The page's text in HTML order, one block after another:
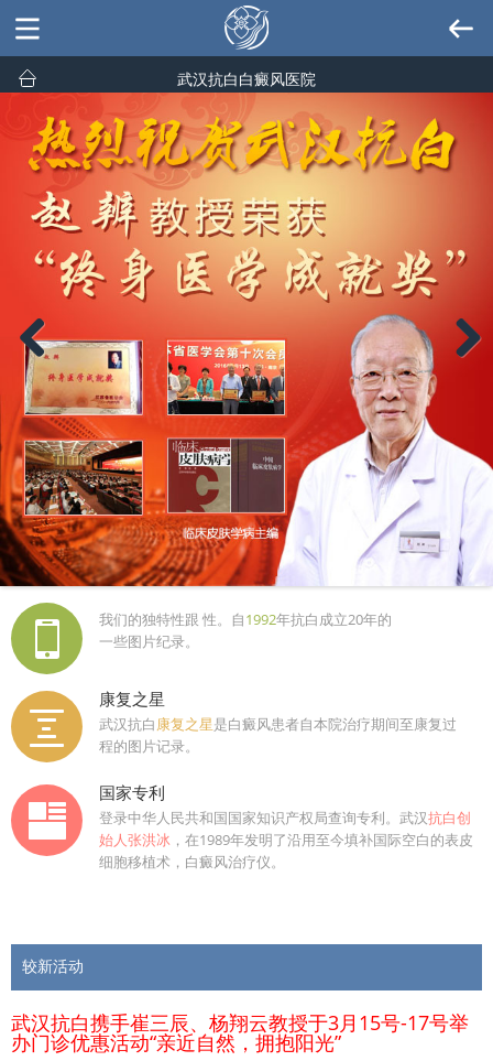
武汉抗白白癜风医院
Previous
我们的独特性跟 性。自1992年抗白成立20年的
一些图片纪录。
康复之星
武汉抗白康复之星是白癜风患者自本院治疗期间至康复过
程的图片记录。
国家专利
登录中华人民共和国国家知识产权局查询专利。武汉抗白创
始人张洪冰 ，在1989年发明了沿用至今填补国际空白的表皮
细胞移植术，白癜风治疗仪。
较新活动
武汉抗白携手崔三辰、杨翔云教授于3月15号-17号举
办门诊优惠活动“亲近自然，拥抱阳光”